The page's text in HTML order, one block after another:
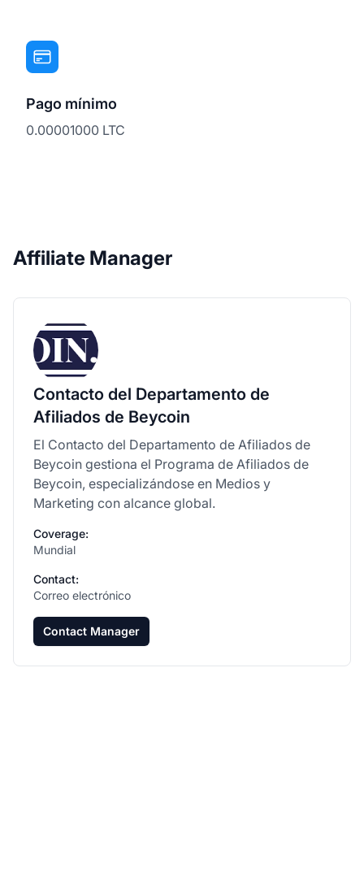
Pago mínimo
0.00001000 LTC
Affiliate Manager
Contacto del Departamento de
Afiliados de Beycoin
El Contacto del Departamento de Afiliados de
Beycoin gestiona el Programa de Afiliados de
Beycoin, especializándose en Medios y
Marketing con alcance global.
Coverage:
Mundial
Contact:
Correo electrónico
Contact Manager